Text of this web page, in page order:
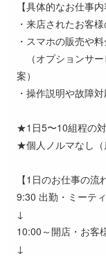
【具体的なお仕事内
・来店されたお客
・スマホの販売や
（オプションサー
案）
・操作説明や故障
★1日5〜10組程の
★個人ノルマなし（
【1日のお仕事の流
9:30 出勤・ミーテ
↓
10:00～開店・お客
↓